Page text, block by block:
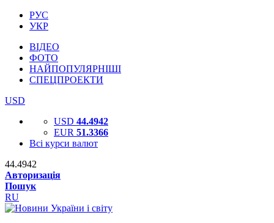
РУС
УКР
ВІДЕО
ФОТО
НАЙПОПУЛЯРНІШІ
СПЕЦПРОЕКТИ
USD
USD 44.4942
EUR 51.3366
Всі курси валют
44.4942
Авторизація
Пошук
RU